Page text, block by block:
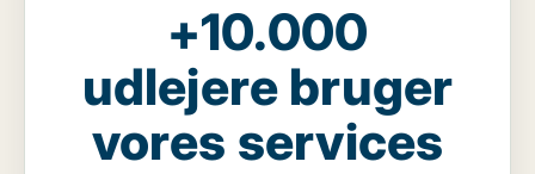
+10.000
udlejere bruger
vores services